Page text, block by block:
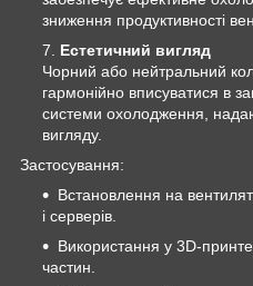
зниження продуктивності
Естетичний вигляд
Чорний або нейтральний
гармонійно вписуватися в
системи охолодження,
вигляду.
Застосування:
Встановлення на
і серверів.
Використання у 3D-
частин.